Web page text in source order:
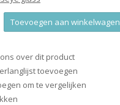
Toevoegen aan winkelwagen
over dit product
toevoegen
om te vergelijken